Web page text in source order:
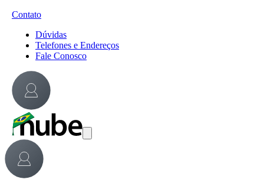
Contato
Dúvidas
Telefones e Endereços
Fale Conosco